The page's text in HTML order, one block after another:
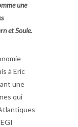
une
et Soule.
à Eric
une
qui